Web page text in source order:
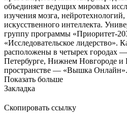
объединяет ведущих мировых
изучения мозга,
искусственного интеллекта.
группу программы «Приоритет-
«Исследовательское
расположены в четырех городах
Петербурге, Нижнем Новгороде
пространстве — «Вышка Онлайн».
Показать больше
Закладка
Скопировать ссылку